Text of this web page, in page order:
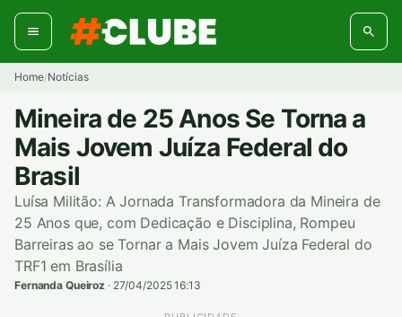
Pular
para
conteúdo
Home/Notícias
Mineira de 25 Anos Se Torna a
Mais Jovem Juíza Federal do
Brasil
Luísa Militão: A Jornada Transformadora da Mineira de
25 Anos que, com Dedicação e Disciplina, Rompeu
Barreiras ao se Tornar a Mais Jovem Juíza Federal do
TRF1 em Brasília
Fernanda Queiroz · 27/04/2025 16:13